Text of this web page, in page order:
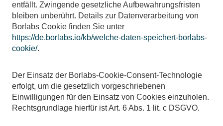
entfällt. Zwingende gesetzliche Aufbewahrungsfristen
bleiben unberührt. Details zur Datenverarbeitung von
Borlabs Cookie finden Sie unter
https://de.borlabs.io/kb/welche-daten-speichert-borlabs-
cookie/.
Der Einsatz der Borlabs-Cookie-Consent-Technologie
erfolgt, um die gesetzlich vorgeschriebenen
Einwilligungen für den Einsatz von Cookies einzuholen.
Rechtsgrundlage hierfür ist Art. 6 Abs. 1 lit. c DSGVO.